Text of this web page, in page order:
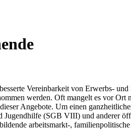
Vereinbarkeit von Erwerbs-
werden. Oft mangelt es vor Ort
Angebote. Um einen
(SGB VIII) und anderer
arbeitsmarkt-,